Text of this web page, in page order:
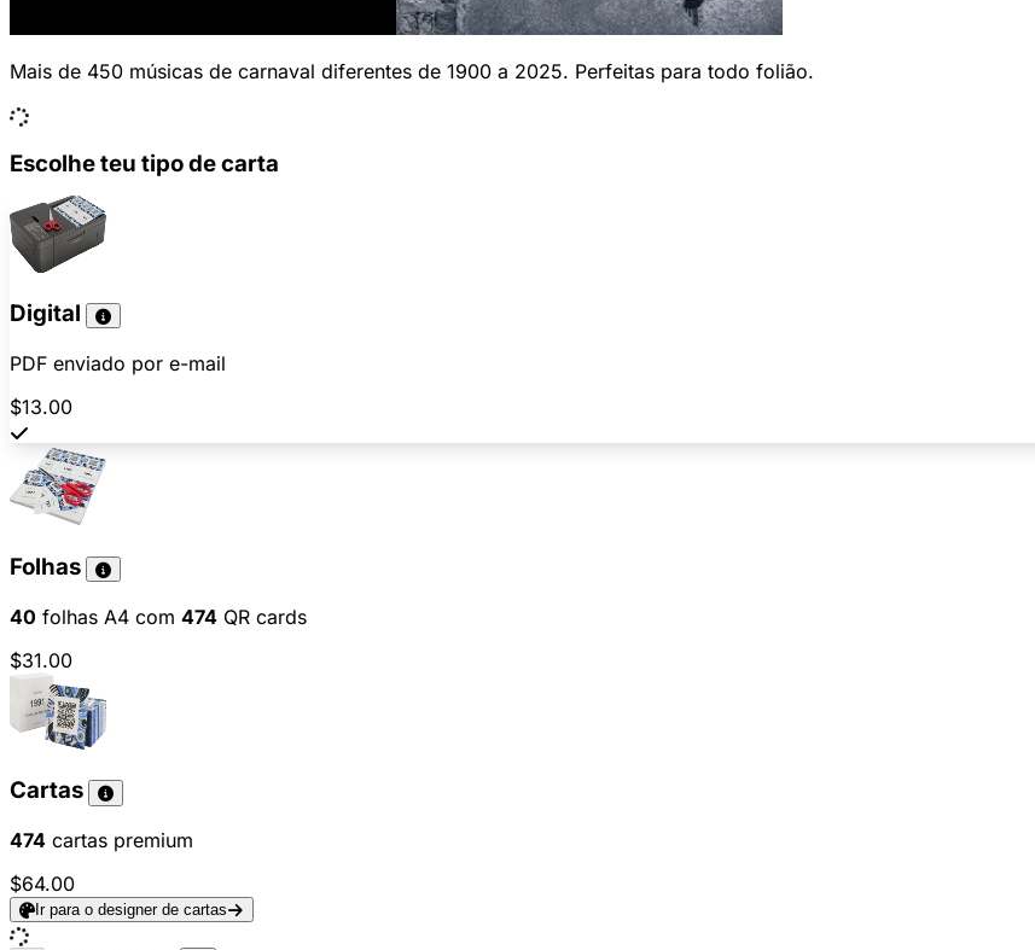
Mais de 450 músicas de carnaval diferentes de 1900 a 2025. Perfeitas para todo folião.
Escolhe teu tipo de carta
Digital
PDF enviado por e-mail
$13.00
Folhas
40 folhas A4 com 474 QR cards
$31.00
Cartas
474 cartas premium
$64.00
Ir para o designer de cartas